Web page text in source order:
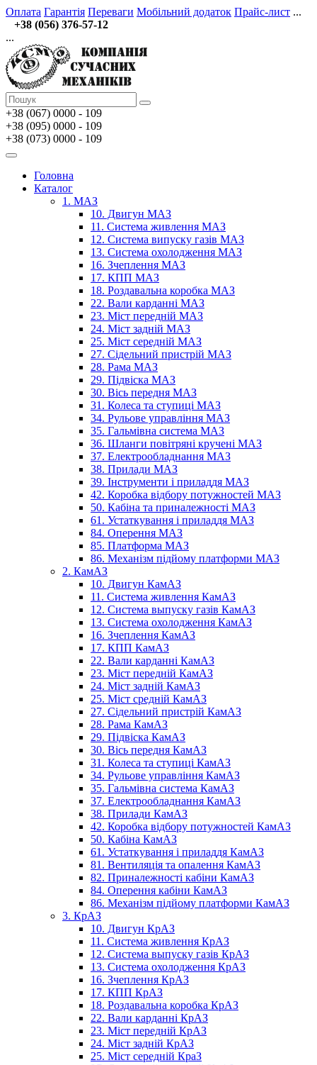
Оплата Гарантія Переваги Мобільний додаток Прайс-лист ...
+38 (056) 376-57-12
...
+38 (067) 0000 - 109
+38 (095) 0000 - 109
+38 (073) 0000 - 109
Головна
Каталог
1. МАЗ
10. Двигун МАЗ
11. Система живлення МАЗ
12. Система випуску газів МАЗ
13. Система охолодження МАЗ
16. Зчеплення МАЗ
17. КПП МАЗ
18. Роздавальна коробка МАЗ
22. Вали карданні МАЗ
23. Міст передній МАЗ
24. Міст задній МАЗ
25. Міст середній МАЗ
27. Сідельний пристрій МАЗ
28. Рама МАЗ
29. Підвіска МАЗ
30. Вісь передня МАЗ
31. Колеса та ступиці МАЗ
34. Рульове управління МАЗ
35. Гальмівна система МАЗ
36. Шланги повітряні кручені МАЗ
37. Електрообладнання МАЗ
38. Прилади МАЗ
39. Інструменти і приладдя МАЗ
42. Коробка відбору потужностей МАЗ
50. Кабіна та приналежності МАЗ
61. Устаткування і приладдя МАЗ
84. Оперення МАЗ
85. Платформа МАЗ
86. Механізм підйому платформи МАЗ
2. КамАЗ
10. Двигун КамАЗ
11. Система живлення КамАЗ
12. Система выпуску газів КамАЗ
13. Система охолодження КамАЗ
16. Зчеплення КамАЗ
17. КПП КамАЗ
22. Вали карданні КамАЗ
23. Міст передній КамАЗ
24. Міст задній КамАЗ
25. Міст средній КамАЗ
27. Сідельний пристрій КамАЗ
28. Рама КамАЗ
29. Підвіска КамАЗ
30. Вісь передня КамАЗ
31. Колеса та ступиці КамАЗ
34. Рульове управління КамАЗ
35. Гальмівна система КамАЗ
37. Електрообладнання КамАЗ
38. Прилади КамАЗ
42. Коробка відбору потужностей КамАЗ
50. Кабіна КамАЗ
61. Устаткування і приладдя КамАЗ
81. Вентиляція та опалення КамАЗ
82. Приналежності кабіни КамАЗ
84. Оперення кабіни КамАЗ
86. Механізм підйому платформи КамАЗ
3. КрАЗ
10. Двигун КрАЗ
11. Система живлення КрАЗ
12. Система выпуску газів КрАЗ
13. Система охолодження КрАЗ
16. Зчеплення КрАЗ
17. КПП КрАЗ
18. Роздавальна коробка КрАЗ
22. Вали карданні КрАЗ
23. Міст передній КрАЗ
24. Міст задній КрАЗ
25. Міст середній КраЗ